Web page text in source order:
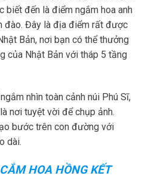
biết đến là điểm ngắm hoa anh
đào. Đây là địa điểm rất được
Bản, nơi bạn có thể thưởng
của Nhật Bản với tháp 5 tầng
nhìn toàn cảnh núi Phú Sĩ,
nơi tuyệt vời để chụp ảnh.
bước trên con đường với
dài.
HOA HỒNG KẾT